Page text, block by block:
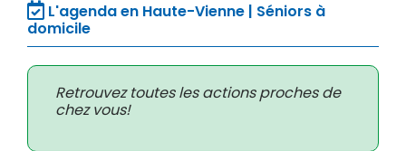
L'agenda en Haute-Vienne | Séniors à
domicile
Retrouvez toutes les actions proches de
chez vous!